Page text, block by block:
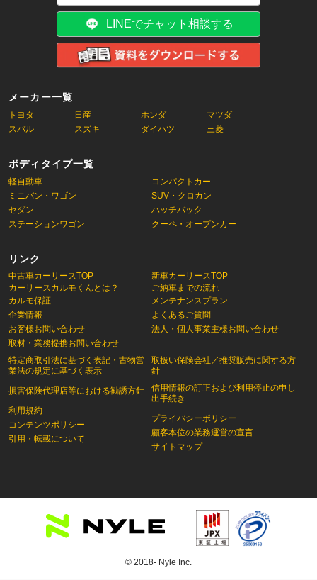
メーカー一覧
トヨタ 日産 ホンダ
マツダ
スバル
スズキ ダイハツ 三菱
ボディタイプ一覧
軽自動車
コンパクトカー
ミニバン・ワゴン
SUV・クロカン
セダン
ハッチバック
ステーションワゴン
クーペ・オープンカー
リンク
中古車カーリースTOP
カーリースカルモくんとは？
新車カーリースTOP
ご納車までの流れ
カルモ保証
企業情報
お客様お問い合わせ
取材・業務提携お問い合わせ
特定商取引法に基づく表記・古物営
業法の規定に基づく表示
損害保険代理店等における勧誘方針
利用規約
コンテンツポリシー
引用・転載について
メンテナンスプラン
よくあるご質問
法人・個人事業主様お問い合わせ
取扱い保険会社／推奨販売に関する方
針
信用情報の訂正および利用停止の申し
出手続き
プライバシーポリシー
顧客本位の業務運営の宣言
サイトマップ
LINEでチャット相談する
© 2018- Nyle Inc.